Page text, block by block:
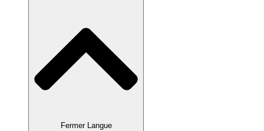
Fermer Langue